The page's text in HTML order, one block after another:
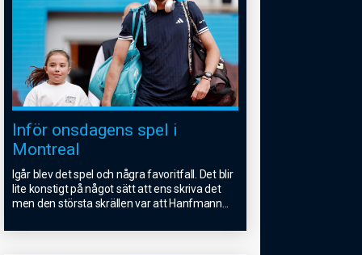
Inför onsdagens spel i
Montreal
Igår blev det spel och några favoritfall. Det blir
lite konstigt på något sätt att ens skriva det
men den största skrällen var att Hanfmann